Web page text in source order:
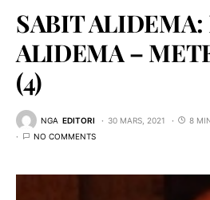
SABIT
ALIDEMA –
(4)
NGA EDITORI 30 MARS, 2021
8
NO COMMENTS